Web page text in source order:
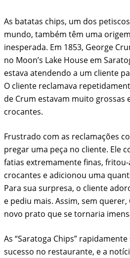
As batatas chips, um dos
mundo, também têm uma
inesperada. Em 1853, George
no Moon’s Lake House em
estava atendendo a um cliente
O cliente reclamava
de Crum estavam muito grossas
crocantes.
Frustrado com as reclamações
pregar uma peça no cliente. Ele
fatias extremamente finas,
crocantes e adicionou uma
Para sua surpresa, o cliente
e pediu mais. Assim, sem
novo prato que se tornaria
As “Saratoga Chips”
sucesso no restaurante, e a